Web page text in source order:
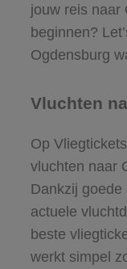
jouw reis naar
beginnen?
Ogdensburg
Vluchten
Op
vluchten naar
Dankzij
actuele
beste
werkt simpel